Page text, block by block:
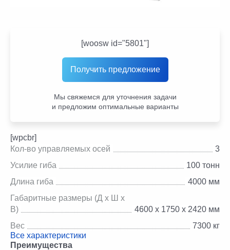
[woosw id="5801"]
Получить предложение
Мы свяжемся для уточнения задачи
и предложим оптимальные варианты
[wpcbr]
Кол-во управляемых осей
3
Усилие гиба
100 тонн
Длина гиба
4000 мм
Габаритные размеры (Д х Ш х
В)
4600 х 1750 х 2420 мм
Вес
7300 кг
Все характеристики
Преимущества